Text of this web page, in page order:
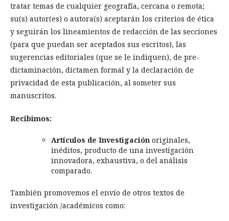
tratar temas de cualquier geografía, cercana o remota;
su(s) autor(es) o autora(s) aceptarán los criterios de ética
y seguirán los lineamientos de redacción de las secciones
(para que puedan ser aceptados sus escritos), las
sugerencias editoriales (que se le indiquen), de pre-
dictaminación, dictamen formal y la declaración de
privacidad de esta publicación, al someter sus
manuscritos.
Recibimos:
Artículos de Investigación originales,
inéditos, producto de una investigación
innovadora, exhaustiva, o del análisis
comparado.
También promovemos el envío de otros textos de
investigación /académicos como: